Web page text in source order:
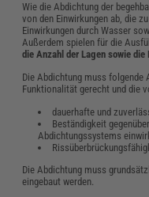
Wie die Abdichtung der
von den Einwirkungen ab, die
Einwirkungen durch Wasser
Außerdem spielen für die
die Anzahl der Lagen sowie
Die Abdichtung muss
Funktionalität gerecht und die
dauerhafte und
Beständigkeit
Abdichtungssystems
Die Abdichtung muss
eingebaut werden.